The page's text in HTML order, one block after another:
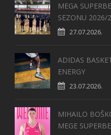
MEGA
SEZONU 2026/
27.07.2026.
ADIDAS
ENERGY
23.07.2026.
MIHAILO
MEGE